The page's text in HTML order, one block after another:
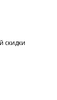
скидки